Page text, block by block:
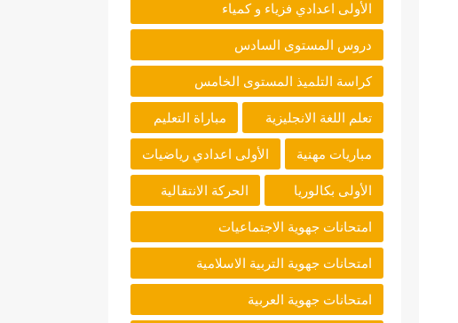
الأولى اعدادي فزياء و كمياء
دروس المستوى السادس
كراسة التلميذ المستوى الخامس
تعلم اللغة الانجليزية مباراة التعليم
مباريات مهنية الأولى اعدادي رياضيات
الأولى بكالوريا الحركة الانتقالية
امتحانات جهوية الاجتماعيات
امتحانات جهوية التربية الاسلامية
امتحانات جهوية العربية